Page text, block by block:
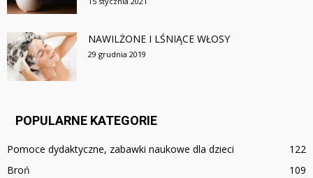
NAWILŻONE I LŚNIĄCE WŁOSY
29 grudnia 2019
POPULARNE KATEGORIE
Pomoce dydaktyczne, zabawki naukowe dla dzieci
122
Broń
109